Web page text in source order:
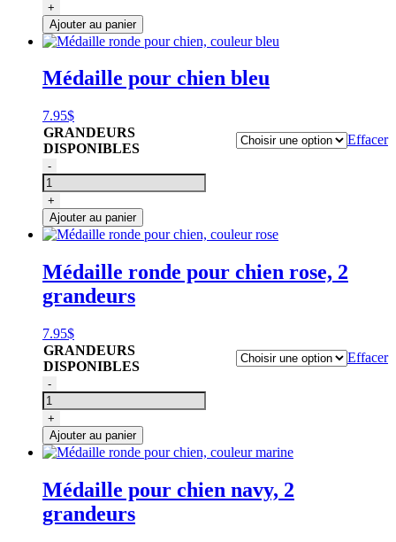
ronde
pour
chien,
couleur
rose
+
Ajouter au panier
Médaille pour chien bleu
7.95$
GRANDEURS
DISPONIBLES
Effacer
quantité
de
Médaille
ronde
pour
chien,
bleu
-
+
Ajouter au panier
Médaille ronde pour chien rose, 2
grandeurs
7.95$
GRANDEURS
DISPONIBLES
Effacer
quantité
de
Médaille
ronde
pour
chien,
rose
-
+
Ajouter au panier
Médaille pour chien navy, 2
grandeurs